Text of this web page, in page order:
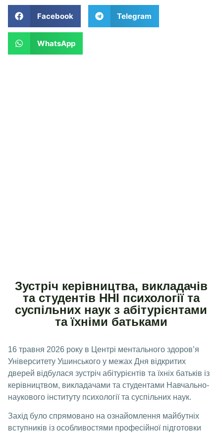
Facebook Telegram
WhatsApp
Зустріч керівництва, викладачів
та студентів ННІ психології та
суспільних наук з абітурієнтами
та їхніми батьками
16 травня 2026 року в Центрі ментального здоров’я
Університету Ушинського у межах Дня відкритих
дверей відбулася зустріч абітурієнтів та їхніх батьків із
керівництвом, викладачами та студентами Навчально-
наукового інституту психології та суспільних наук.
Захід було спрямовано на ознайомлення майбутніх
вступників із особливостями професійної підготовки